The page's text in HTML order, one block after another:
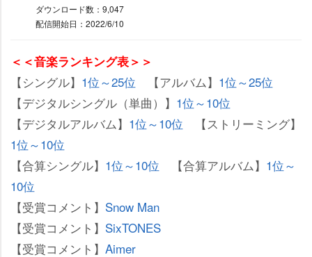
ダウンロード数：9,047
配信開始日：2022/6/10
＜＜音楽ランキング表＞＞
【シングル】 1位～25位 【アルバム】 1位～25位
【デジタルシングル（単曲）】 1位～10位
【デジタルアルバム】 1位～10位 【ストリーミング】
1位～10位
【合算シングル】 1位～10位 【合算アルバム】 1位～
10位
【受賞コメント】 Snow Man
【受賞コメント】 SixTONES
【受賞コメント】 Aimer